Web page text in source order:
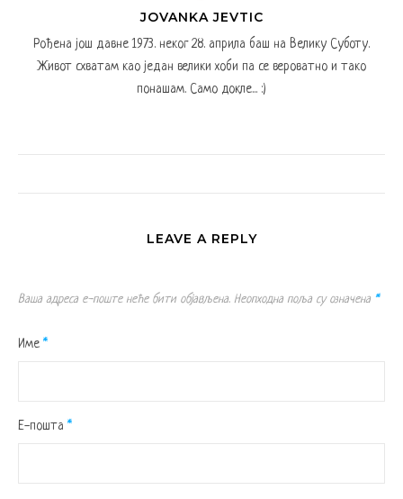
JOVANKA JEVTIC
Рођена још давне 1973. неког 28. априла баш на Велику Суботу.
Живот схватам као један велики хоби па се вероватно и тако
понашам. Само докле... :)
LEAVE A REPLY
Ваша адреса е-поште неће бити објављена. Неопходна поља су означена *
Име *
Е-пошта *